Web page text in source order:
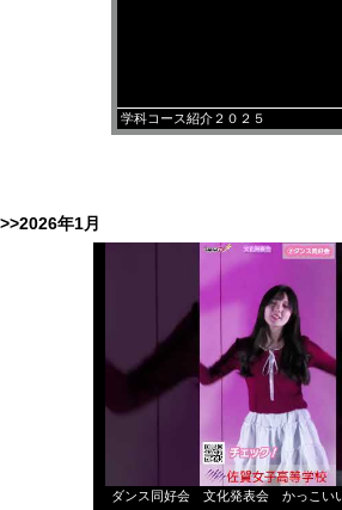
学科コース紹介２０２５
>>2026年1月